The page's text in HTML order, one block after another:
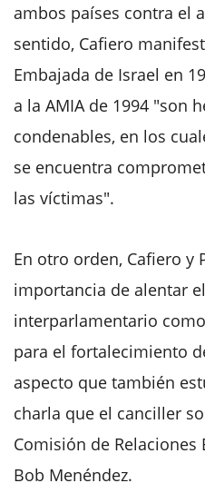
ambos países contra el
sentido, Cafiero
Embajada de Israel en
a la AMIA de 1994 "son
condenables, en los
se encuentra
las víctimas".
En otro orden, Cafiero y
importancia de alentar
interparlamentario
para el fortalecimiento
aspecto que también
charla que el canciller
Comisión de Relaciones
Bob Menéndez.